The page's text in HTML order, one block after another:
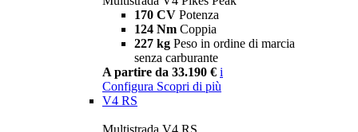
170 CV Potenza
124 Nm Coppia
227 kg Peso in ordine di marcia
senza carburante
A partire da 33.190 € i
Configura Scopri di più
V4 RS
Multistrada V4 RS